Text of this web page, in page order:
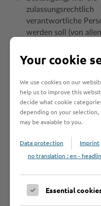
zulassungsrechtlich
verantwortliche
werden soll (von allen
Unterschrift
Gesellschafter (im
oder als gut lesbare
durch EVB
7stelliger Code)
SEPA-
ggf.
Your cookie
We use cookies on our
help us to improve this
decide what cookie
depending on your
may be avaiable to you.
Data protection
Imprint
no translation : en -
Essential